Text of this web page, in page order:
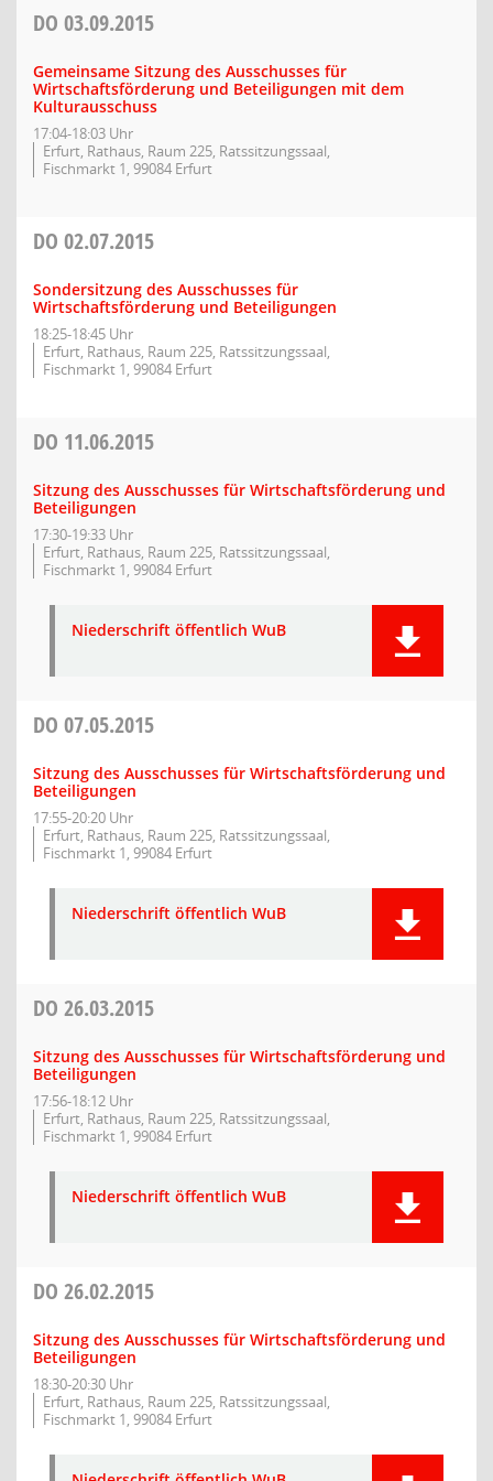
DO 03.09.2015
Gemeinsame Sitzung des Ausschusses für
Wirtschaftsförderung und Beteiligungen mit dem
Kulturausschuss
17:04-18:03 Uhr
Erfurt, Rathaus, Raum 225, Ratssitzungssaal,
Fischmarkt 1, 99084 Erfurt
DO 02.07.2015
Sondersitzung des Ausschusses für
Wirtschaftsförderung und Beteiligungen
18:25-18:45 Uhr
Erfurt, Rathaus, Raum 225, Ratssitzungssaal,
Fischmarkt 1, 99084 Erfurt
DO 11.06.2015
Sitzung des Ausschusses für Wirtschaftsförderung und
Beteiligungen
17:30-19:33 Uhr
Erfurt, Rathaus, Raum 225, Ratssitzungssaal,
Fischmarkt 1, 99084 Erfurt
Niederschrift öffentlich WuB
DO 07.05.2015
Sitzung des Ausschusses für Wirtschaftsförderung und
Beteiligungen
17:55-20:20 Uhr
Erfurt, Rathaus, Raum 225, Ratssitzungssaal,
Fischmarkt 1, 99084 Erfurt
Niederschrift öffentlich WuB
DO 26.03.2015
Sitzung des Ausschusses für Wirtschaftsförderung und
Beteiligungen
17:56-18:12 Uhr
Erfurt, Rathaus, Raum 225, Ratssitzungssaal,
Fischmarkt 1, 99084 Erfurt
Niederschrift öffentlich WuB
DO 26.02.2015
Sitzung des Ausschusses für Wirtschaftsförderung und
Beteiligungen
18:30-20:30 Uhr
Erfurt, Rathaus, Raum 225, Ratssitzungssaal,
Fischmarkt 1, 99084 Erfurt